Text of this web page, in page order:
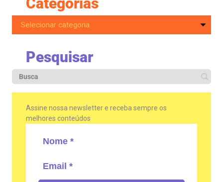
Pesquisar
Assine nossa newsletter e receba sempre os
melhores conteúdos